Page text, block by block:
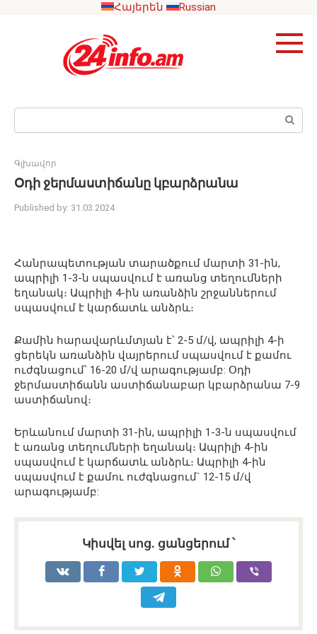
Հայերեն Russian
Search:
Գլխավոր
Օդի ջերմաստիճանը կբարձրանա
Published by: 31.03.2024
Հանրապետության տարածքում մարտի 31-ին,
ապրիլի 1-3-ն սպասվում է առանց տեղումների
եղանակ։ Ապրիլի 4-ին առանձին շրջաններում
սպասվում է կարճատև անձրև։
Քամին հարավարևմտյան է՝ 2-5 մ/վ, ապրիլի 4-ի
ցերեկն առանձին վայրերում սպասվում է քամու
ուժգնացում՝ 16-20 մ/վ արագությամբ: Օդի
ջերմաստիճանն աստիճանաբար կբարձրանա 7-9
աստիճանով։
Երևանում մարտի 31-ին, ապրիլի 1-3-ն սպասվում
է առանց տեղումների եղանակ։ Ապրիլի 4-ին
սպասվում է կարճատև անձրև։ Ապրիլի 4-ին
սպասվում է քամու ուժգնացում` 12-15 մ/վ
արագությամբ:
Կիսվել սոց․ ցանցերում ՝